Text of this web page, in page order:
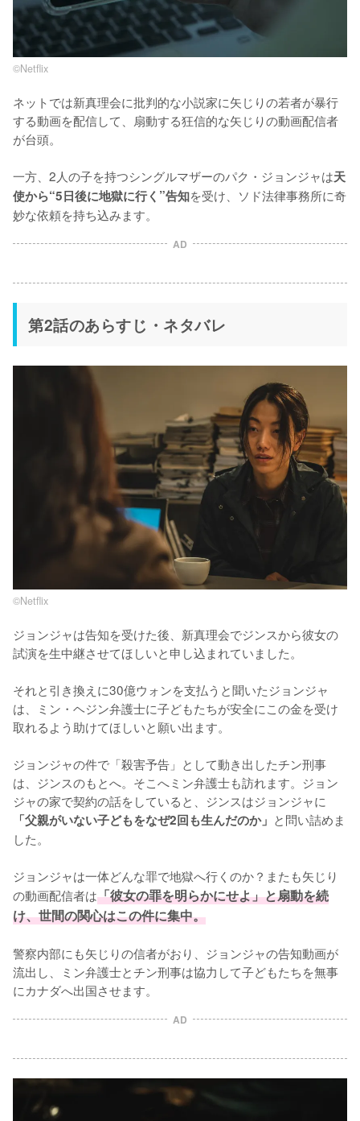
©︎Netflix
ネットでは新真理会に批判的な小説家に矢じりの若者が暴行
する動画を配信して、扇動する狂信的な矢じりの動画配信者
が台頭。
一方、2人の子を持つシングルマザーのパク・ジョンジャは天
使から“5日後に地獄に行く”告知を受け、ソド法律事務所に奇
妙な依頼を持ち込みます。
AD
第2話のあらすじ・ネタバレ
©︎Netflix
ジョンジャは告知を受けた後、新真理会でジンスから彼女の
試演を生中継させてほしいと申し込まれていました。
それと引き換えに30億ウォンを支払うと聞いたジョンジャ
は、ミン・ヘジン弁護士に子どもたちが安全にこの金を受け
取れるよう助けてほしいと願い出ます。
ジョンジャの件で「殺害予告」として動き出したチン刑事
は、ジンスのもとへ。そこへミン弁護士も訪れます。ジョン
ジャの家で契約の話をしていると、ジンスはジョンジャに
「父親がいない子どもをなぜ2回も生んだのか」 と問い詰めま
した。
ジョンジャは一体どんな罪で地獄へ行くのか？またも矢じり
の動画配信者は「彼女の罪を明らかにせよ」と扇動を続
け、世間の関心はこの件に集中。
警察内部にも矢じりの信者がおり、ジョンジャの告知動画が
流出し、ミン弁護士とチン刑事は協力して子どもたちを無事
にカナダへ出国させます。
AD